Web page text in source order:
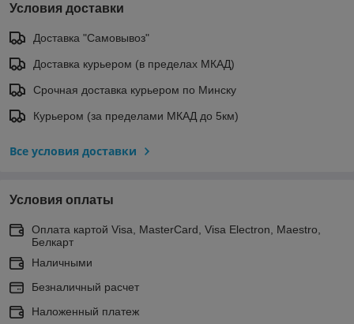
Условия доставки
Доставка "Самовывоз"
Доставка курьером (в пределах МКАД)
Срочная доставка курьером по Минску
Курьером (за пределами МКАД до 5км)
Все условия доставки
Условия оплаты
Оплата картой Visa, MasterCard, Visa Electron, Maestro,
Белкарт
Наличными
Безналичный расчет
Наложенный платеж